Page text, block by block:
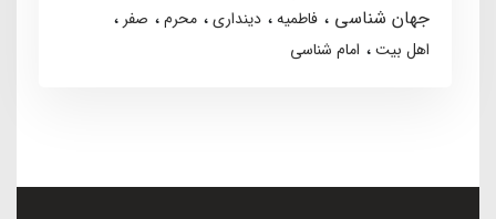
جهان شناسی
فاطمیه دینداری محرم
صفر
اهل بیت
امام شناسی